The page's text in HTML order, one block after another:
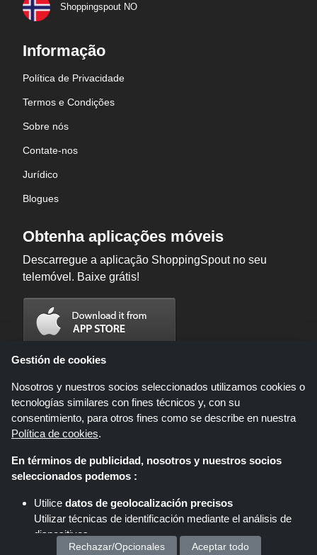
Shoppingspout NO
Informação
Política de Privacidade
Termos e Condições
Sobre nós
Contate-nos
Jurídico
Blogues
Obtenha aplicações móveis
Descarregue a aplicação ShoppingSpout no seu
telemóvel. Baixe grátis!
Shoppingspout.com/pt é um site que oferece ofertas, descontos e cupões;
Shoppingspout.com/pt ou a sua equipa não se envolvem quando realiza
uma compra através destes links. Shoppingspout.com/pt recebe
comissões exclusivamente através destes links/ofertas.
Gestión de cookies
Nosotros y nuestros socios seleccionados utilizamos cookies o
tecnologías similares con fines técnicos y, con su
consentimiento, para otros fines como se describe en nuestra
Política de cookies.
En términos de publicidad, nosotros y nuestros socios
seleccionados podemos :
Utilice datos de geolocalización precisos
Utilizar técnicas de identificación mediante el análisis de
dispositivos.
Almacenar y/o acceder a información en un dispositivo
Rechazar/Opcionales Aceptar todo